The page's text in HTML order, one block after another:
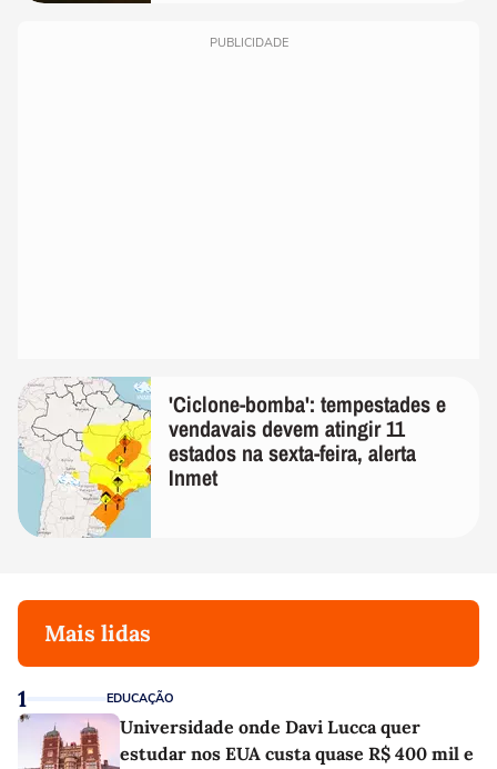
PUBLICIDADE
'Ciclone-bomba': tempestades e
vendavais devem atingir 11
estados na sexta-feira, alerta
Inmet
Mais lidas
1 EDUCAÇÃO
Universidade onde Davi Lucca quer
estudar nos EUA custa quase R$ 400 mil e